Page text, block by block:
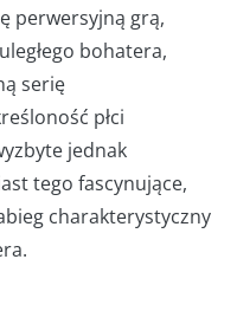
perwersyjną grą,
bohatera,
serię
płci
jednak
tego fascynujące,
charakterystyczny